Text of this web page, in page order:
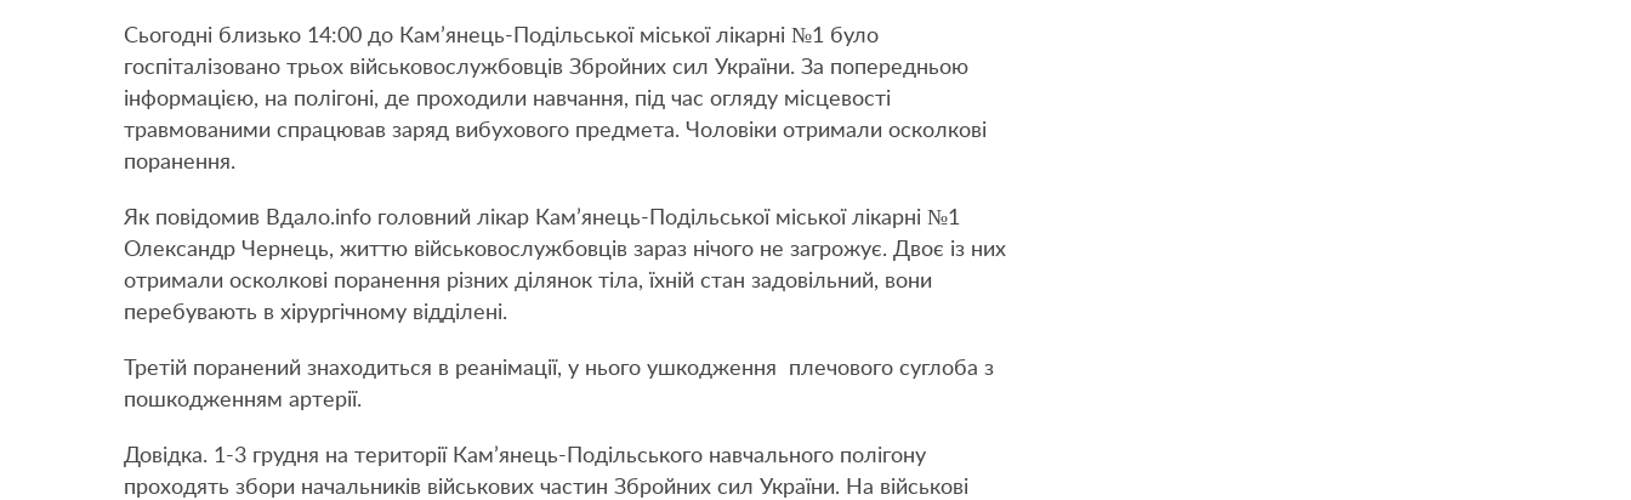
Сьогодні близько 14:00 до Кам’янець-Подільської міської лікарні №1 було
госпіталізовано трьох військовослужбовців Збройних сил України. За попередньою
інформацією, на полігоні, де проходили навчання, під час огляду місцевості
травмованими спрацював заряд вибухового предмета. Чоловіки отримали осколкові
поранення.
Як повідомив Вдало.info головний лікар Кам’янець-Подільської міської лікарні №1
Олександр Чернець, життю військовослужбовців зараз нічого не загрожує. Двоє із них
отримали осколкові поранення різних ділянок тіла, їхній стан задовільний, вони
перебувають в хірургічному відділені.
Третій поранений знаходиться в реанімації, у нього ушкодження плечового суглоба з
пошкодженням артерії.
Довідка. 1-3 грудня на території Кам’янець-Подільського навчального полігону
проходять збори начальників військових частин Збройних сил України. На військові